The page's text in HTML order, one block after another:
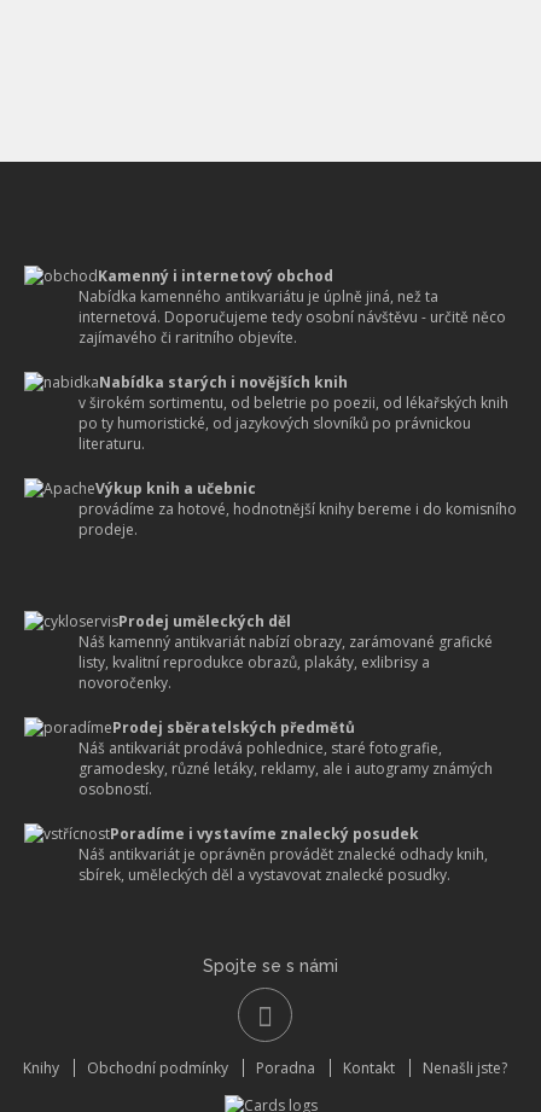
Kamenný i internetový obchod
Nabídka kamenného antikvariátu je úplně jiná, než ta
internetová. Doporučujeme tedy osobní návštěvu - určitě něco
zajímavého či raritního objevíte.
Nabídka starých i novějších knih
v širokém sortimentu, od beletrie po poezii, od lékařských knih
po ty humoristické, od jazykových slovníků po právnickou
literaturu.
Výkup knih a učebnic
provádíme za hotové, hodnotnější knihy bereme i do komisního
prodeje.
Prodej uměleckých děl
Náš kamenný antikvariát nabízí obrazy, zarámované grafické
listy, kvalitní reprodukce obrazů, plakáty, exlibrisy a
novoročenky.
Prodej sběratelských předmětů
Náš antikvariát prodává pohlednice, staré fotografie,
gramodesky, různé letáky, reklamy, ale i autogramy známých
osobností.
Poradíme i vystavíme znalecký posudek
Náš antikvariát je oprávněn provádět znalecké odhady knih,
sbírek, uměleckých děl a vystavovat znalecké posudky.
Spojte se s námi
Knihy Obchodní podmínky Poradna Kontakt Nenašli jste?